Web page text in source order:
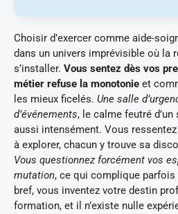
Choisir d’exercer comme aide-
dans un univers imprévisible où la
s’installer. Vous sentez dès vos
métier refuse la monotonie et
les mieux ficelés. Une salle
d’événements, le calme feutré
aussi intensément. Vous
à explorer, chacun y trouve sa
Vous questionnez forcément vos
mutation, ce qui complique
bref, vous inventez votre destin
formation, et il n’existe nulle